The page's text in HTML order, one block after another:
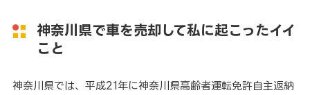
神奈川県で車を売却して私に起こったイイ
こと
神奈川県では、平成21年に神奈川県高齢者運転免許自主返納